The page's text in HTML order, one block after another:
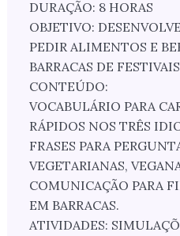
DURAÇÃO: 8 HORAS
OBJETIVO:
PEDIR ALIMENTOS E
BARRACAS DE
CONTEÚDO:
VOCABULÁRIO PARA
RÁPIDOS NOS TRÊS
FRASES PARA
VEGETARIANAS,
COMUNICAÇÃO PARA
EM BARRACAS.
ATIVIDADES: